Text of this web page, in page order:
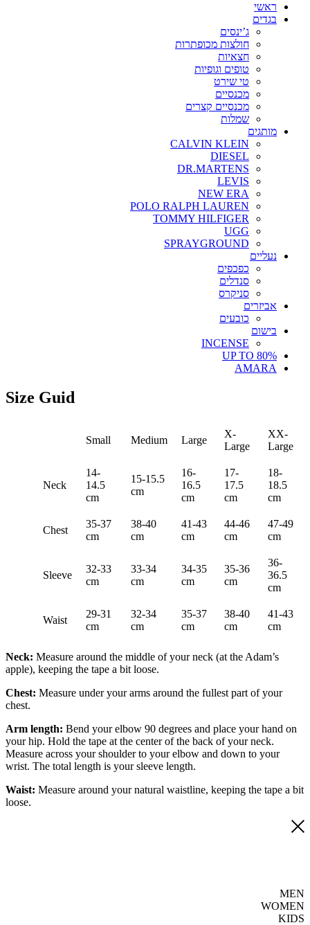
ראשי
בגדים
ג’ינסים
חולצות מכופתרות
חצאיות
טופים וגופיות
טי שירט
מכנסיים
מכנסיים קצרים
שמלות
מותגים
CALVIN KLEIN
DIESEL
DR.MARTENS
LEVIS
NEW ERA
POLO RALPH LAUREN
TOMMY HILFIGER
UGG
SPRAYGROUND
נעליים
כפכפים
סנדלים
סניקרס
אביזרים
כובעים
בישום
INCENSE
UP TO 80%
AMARA
Size Guid
Small Medium Large
X-
Large
XX-
Large
Neck
14-
14.5
cm
15-15.5
cm
16-
16.5
cm
17-
17.5
cm
18-
18.5
cm
Chest
35-37
cm
38-40
cm
41-43
cm
44-46
cm
47-49
cm
Sleeve
32-33
cm
33-34
cm
34-35
cm
35-36
cm
36-
36.5
cm
Waist
29-31
cm
32-34
cm
35-37
cm
38-40
cm
41-43
cm
Neck: Measure around the middle of your neck (at the Adam’s
apple), keeping the tape a bit loose.
Chest: Measure under your arms around the fullest part of your
chest.
Arm length: Bend your elbow 90 degrees and place your hand on
your hip. Hold the tape at the center of the back of your neck.
Measure across your shoulder to your elbow and down to your
wrist. The total length is your sleeve length.
Waist: Measure around your natural waistline, keeping the tape a bit
loose.
MEN
WOMEN
KIDS